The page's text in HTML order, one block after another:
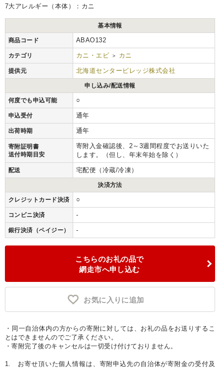
7大アレルギー（本体）：カニ
基本情報
商品コード ABAO132
カテゴリ カニ・エビ > カニ
提供元 北海道センタービレッジ株式会社
申し込み/配送情報
何度でも申込可能 ○
申込受付 通年
出荷時期 通年
寄附証明書
送付時期目安
寄附入金確認後、2～3週間程度でお送りいた
します。（但し、年末年始を除く）
配送 宅配便（冷蔵/冷凍）
決済方法
クレジットカード決済 ○
コンビニ決済 -
銀行決済（ペイジー） -
こちらのお礼の品で
網走市へ申し込む
お気に入りに追加
・同一自治体内の方からの寄附に対しては、お礼の品をお送りするこ
とはできませんのでご了承ください。
・寄附完了後のキャンセルは一切受け付けておりません。
1. お寄せ頂いた個人情報は、寄附申込先の自治体が寄附金の受付及